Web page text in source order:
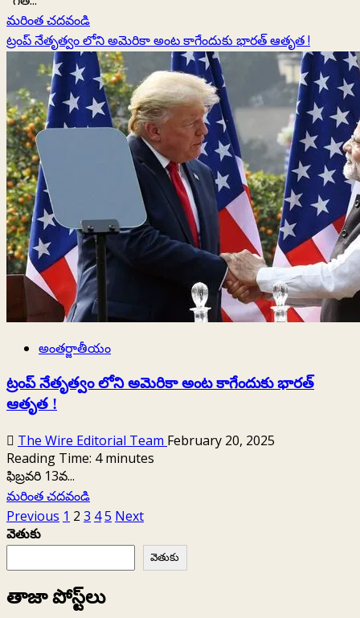
మరింత చదవండిRead
more
about
రూపాయి
విలువ
నిలబెట్టే
ప్రయత్నంలో
ఎల్‌ఐసీకి
ట్రంప్ నేతృత్వం లోని అమెరికా అంట కాగేందుకు భారత్‌ ఆతృత !
అంతర్జాతీయం
ట్రంప్ నేతృత్వం లోని అమెరికా అంట కాగేందుకు భారత్‌
ఆతృత !
The Wire Editorial Team February 20, 2025
Reading Time: 4 minutes
ఫిబ్రవరి 13వ...
మరింత చదవండిRead
more
ట్రంప్
నేతృత్వం
లోని
అమెరికా
Posts
pagination
Previous 1 2 3 45 Next
వెతుకు
వెతుకు
తాజా పోస్ట్‌లు